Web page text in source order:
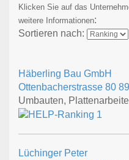
Klicken Sie auf das
weitere Informationen:
Sortieren nach:
Häberling Bau GmbH
Ottenbacherstrasse 80
Umbauten,
Lüchinger Peter